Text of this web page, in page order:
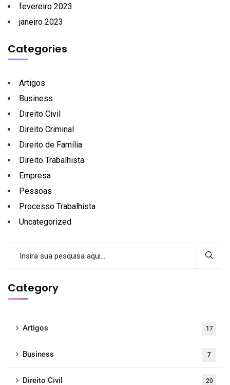
fevereiro 2023
janeiro 2023
Categories
Artigos
Business
Direito Civil
Direito Criminal
Direito de Família
Direito Trabalhista
Empresa
Pessoas
Processo Trabalhista
Uncategorized
Category
Artigos 17
Business 7
Direito Civil 20